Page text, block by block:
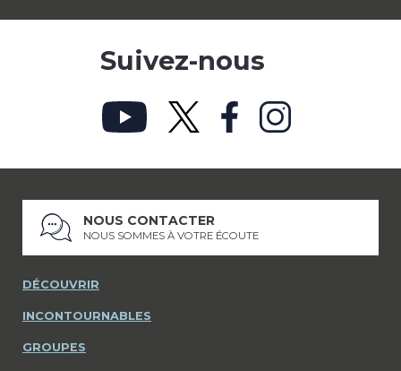
Suivez-nous
NOUS CONTACTER
NOUS SOMMES À VOTRE ÉCOUTE
DÉCOUVRIR
INCONTOURNABLES
GROUPES